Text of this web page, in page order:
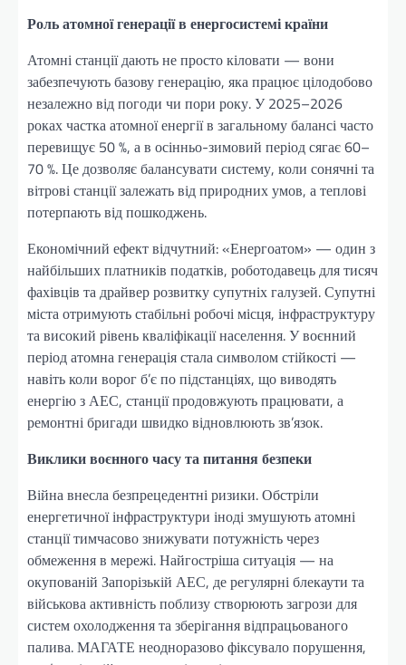
Роль атомної генерації в енергосистемі країни
Атомні станції дають не просто кіловати — вони
забезпечують базову генерацію, яка працює цілодобово
незалежно від погоди чи пори року. У 2025–2026
роках частка атомної енергії в загальному балансі часто
перевищує 50 %, а в осінньо-зимовий період сягає 60–
70 %. Це дозволяє балансувати систему, коли сонячні та
вітрові станції залежать від природних умов, а теплові
потерпають від пошкоджень.
Економічний ефект відчутний: «Енергоатом» — один з
найбільших платників податків, роботодавець для тисяч
фахівців та драйвер розвитку супутніх галузей. Супутні
міста отримують стабільні робочі місця, інфраструктуру
та високий рівень кваліфікації населення. У воєнний
період атомна генерація стала символом стійкості —
навіть коли ворог б’є по підстанціях, що виводять
енергію з АЕС, станції продовжують працювати, а
ремонтні бригади швидко відновлюють зв’язок.
Виклики воєнного часу та питання безпеки
Війна внесла безпрецедентні ризики. Обстріли
енергетичної інфраструктури іноді змушують атомні
станції тимчасово знижувати потужність через
обмеження в мережі. Найгостріша ситуація — на
окупованій Запорізькій АЕС, де регулярні блекаути та
військова активність поблизу створюють загрози для
систем охолодження та зберігання відпрацьованого
палива. МАГАТЕ неодноразово фіксувало порушення,